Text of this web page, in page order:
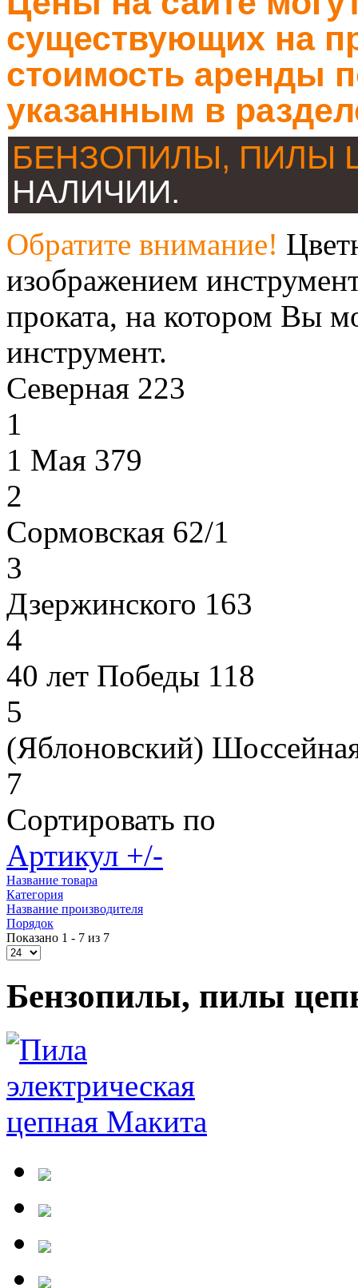
существующих на
стоимость аренды
указанным в
БЕНЗОПИЛЫ, ПИЛЫ
НАЛИЧИИ.
Обратите внимание!
изображением
проката, на котором Вы
инструмент.
Северная 223
1
1 Мая 379
2
Сормовская 62/1
3
Дзержинского 163
4
40 лет Победы 118
5
(Яблоновский)
7
Сортировать по
Артикул +/-
Название товара
Категория
Название производителя
Порядок
Показано 1 - 7 из 7
Бензопилы, пилы